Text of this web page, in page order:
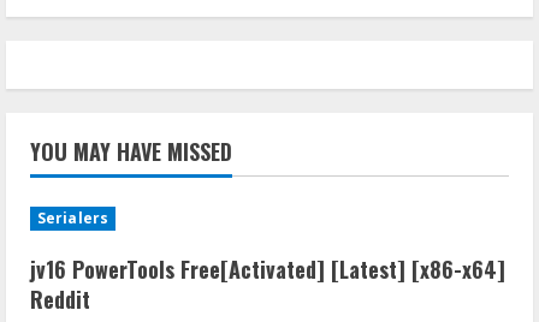
YOU MAY HAVE MISSED
Serialers
jv16 PowerTools Free[Activated] [Latest] [x86-x64]
Reddit